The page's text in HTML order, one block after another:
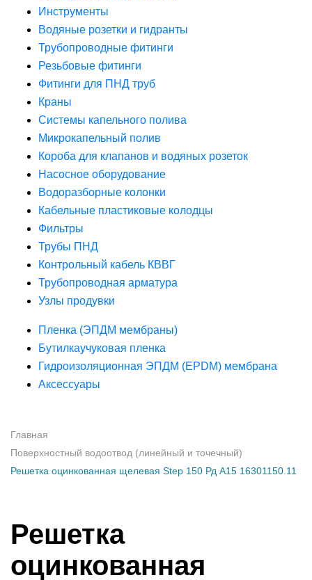
Инструменты
Водяные розетки и гидранты
Трубопроводные фитинги
Резьбовые фитинги
Фитинги для ПНД труб
Краны
Системы капельного полива
Микрокапельный полив
Короба для клапанов и водяных розеток
Насосное оборудование
Водоразборные колонки
Кабельные пластиковые колодцы
Фильтры
Трубы ПНД
Контрольный кабель КВВГ
Трубопроводная арматура
Узлы продувки
Пленка (ЭПДМ мембраны)
Бутилкаучуковая пленка
Гидроизоляционная ЭПДМ (EPDM) мембрана
Аксессуары
Главная
Поверхностный водоотвод (линейный и точечный)
Решетка оцинкованная щелевая Step 150 Рд А15 16301150.11
Решетка
оцинкованная